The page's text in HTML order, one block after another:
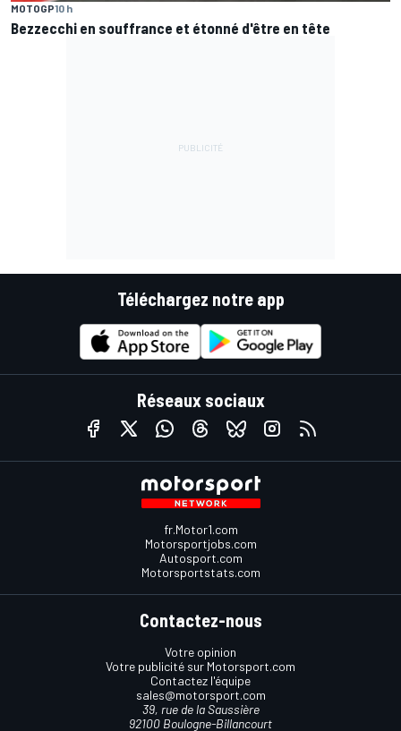
MOTOGP10 h
Bezzecchi en souffrance et étonné d'être en tête
Téléchargez notre app
Réseaux sociaux
fr.Motor1.com
Motorsportjobs.com
Autosport.com
Motorsportstats.com
Contactez-nous
Votre opinion
Votre publicité sur Motorsport.com
Contactez l'équipe
sales@motorsport.com
39, rue de la Saussière
92100 Boulogne-Billancourt